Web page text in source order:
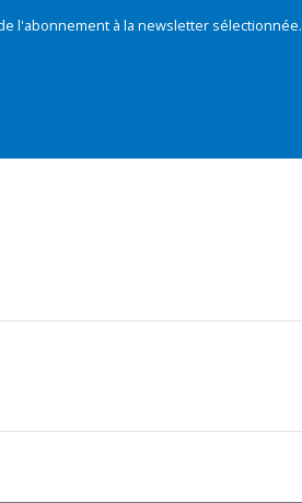
l'abonnement à la newsletter sélectionnée.